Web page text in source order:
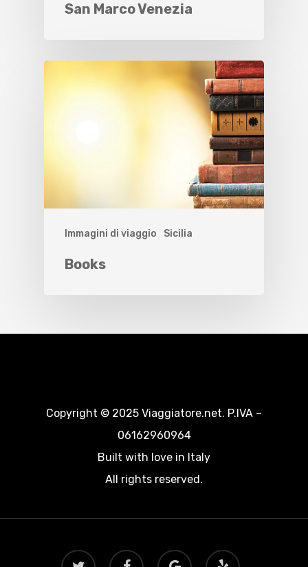
San Marco Venezia
Immagini di viaggio Sicilia
Books
Copyright © 2025 Viaggiatore.net. P.IVA –
06162960964
Built with love in Italy
All rights reserved.
twitter facebook
google-
yelp